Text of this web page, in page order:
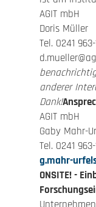
AGIT mbH
Doris Müller
Tel. 0241
anderer
Dank!
AGIT mbH
Gaby Mahr-
Tel. 0241
g.mahr-
ONSITE! -